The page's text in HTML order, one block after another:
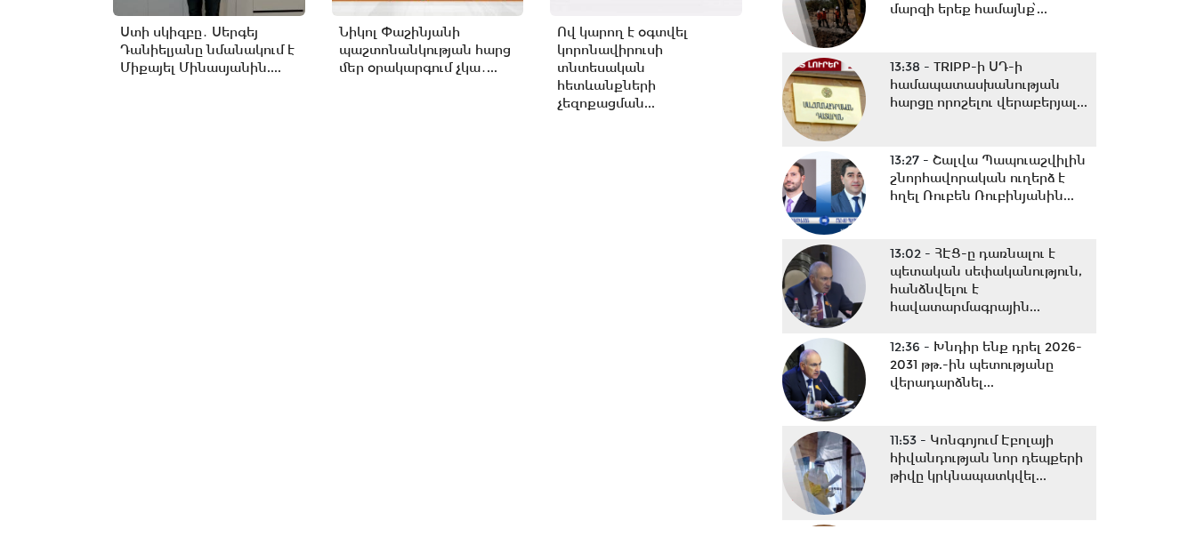
Ստի սկիզբը․ Սերգեյ
Դանիելյանը նմանակում է
Միքայել Մինասյանին....
Նիկոլ Փաշինյանի
պաշտոնանկության հարց
մեր օրակարգում չկա․...
Ով կարող է օգտվել
կորոնավիրուսի
տնտեսական
հետևանքների
չեզոքացման...
մարզի երեք համայնք՝...
13:38 - TRIPP-ի ՍԴ-ի
համապատասխանության
հարցը որոշելու վերաբերյալ...
13:27 - Շալվա Պապուաշվիլին
շնորհավորական ուղերձ է
հղել Ռուբեն Ռուբինյանին...
13:02 - ՀԷՑ-ը դառնալու է
պետական սեփականություն,
հանձնվելու է
հավատարմագրային...
12:36 - Խնդիր ենք դրել 2026-
2031 թթ.-ին պետությանը
վերադարձնել...
11:53 - Կոնգոյում Էբոլայի
հիվանդության նոր դեպքերի
թիվը կրկնապատկվել...